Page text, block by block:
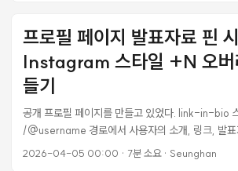
이되어야하는데 디자인시스템부터 점검해” 그 문장
점검해보니 내가 한 건 디자인 시스템이 아니라 CSS
은 그 깨달음과 재설계 과정의 기록이다. AI 코딩
“시스템처럼” 보이게 만들기 처음에는 단계별로 잘
토큰 파일을 만들었고(iOS 26 79개 컬러 × 4모드
을 만들었고(toolbar, list_row, button 등), 각 페이
일을 분리했다. 39개 페이지가 모두 새 디자인으
위반을 측정했더니 0건이었다. ...
프로필 페이지 발표자료 핀
Instagram 스타일 +N 오버
들기
공개 프로필 페이지를 만들고 있었다. link-in-bio
/@username 경로에서 사용자의 소개, 링크, 발표
지다. 발표자료가 9개 올라가 있었는데, 전부 나열하
2026-04-05 00:00 · 7분 소요· Seunghan